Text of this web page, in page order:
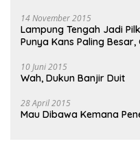
14 November 2015
Lampung Tengah Jadi
Punya Kans Paling
10 Juni 2015
Wah, Dukun Banjir Duit
28 April 2015
Mau Dibawa Kemana